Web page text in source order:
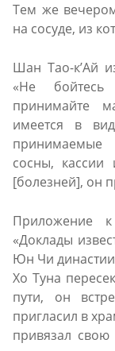
Тем же
на сосуде, из
Шан Тао-к’Aй
«Не
принимайте
имеется в
принимаемые
сосны, кассии
[болезней], он
Приложение
«Доклады
Юн Чи династии
Хо Тунa
пути, он
пригласил в
привязал